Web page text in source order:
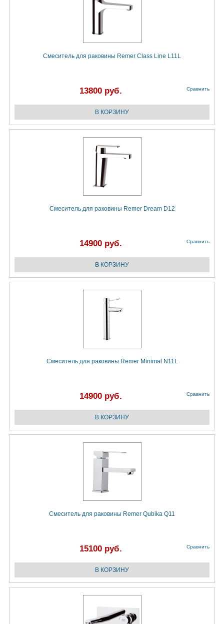
Смеситель для раковины Remer Class Line L11L
13800 руб. Сравнить
Смеситель для раковины Remer Dream D12
14900 руб. Сравнить
Смеситель для раковины Remer Minimal N11L
14900 руб. Сравнить
Смеситель для раковины Remer Qubika Q11
15100 руб. Сравнить